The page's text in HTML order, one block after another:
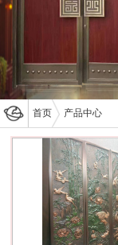
首页 产品中心